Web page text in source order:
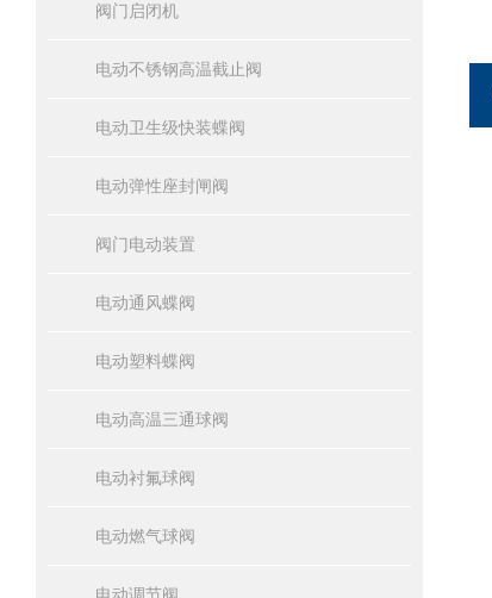
阀门启闭机
电动不锈钢高温截止阀
电动卫生级快装蝶阀
电动弹性座封闸阀
阀门电动装置
电动通风蝶阀
电动塑料蝶阀
电动高温三通球阀
电动衬氟球阀
电动燃气球阀